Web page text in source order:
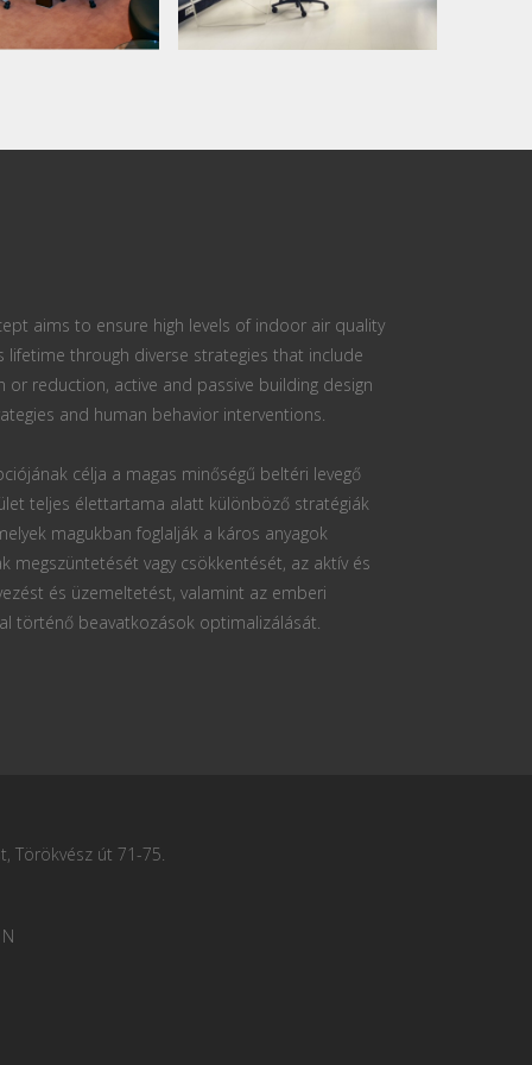
aims to ensure high levels of indoor air quality
lifetime through diverse strategies that include
or reduction, active and passive building design
and human behavior interventions.
célja a magas minőségű beltéri levegő
teljes élettartama alatt különböző stratégiák
magukban foglalják a káros anyagok
megszüntetését vagy csökkentését, az aktív és
és üzemeltetést, valamint az emberi
történő beavatkozások optimalizálását.
Törökvész út 71-75.